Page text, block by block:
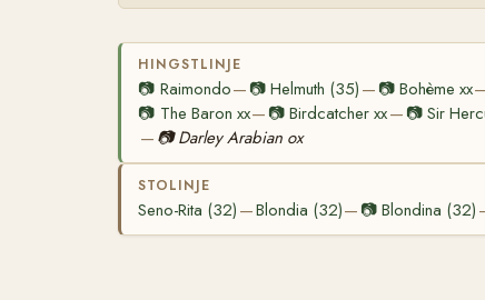
HINGSTLINJE
📷 Raimondo— 📷Helmuth (35) — 📷 Bohème xx
📷 The Baron xx— 📷Birdcatcher xx— 📷 Sir
— 📷 Darley Arabian ox
STOLINJE
Seno-Rita (32) —Blondia (32)— 📷Blondina (32)